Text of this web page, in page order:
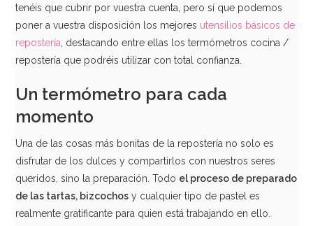
tenéis que cubrir por vuestra cuenta, pero sí que podemos
poner a vuestra disposición los mejores utensilios básicos de
repostería , destacando entre ellas los termómetros cocina /
repostería que podréis utilizar con total confianza.
Un termómetro para cada
momento
Una de las cosas más bonitas de la repostería no solo es
disfrutar de los dulces y compartirlos con nuestros seres
queridos, sino la preparación. Todo el proceso de preparado
de las tartas, bizcochos y cualquier tipo de pastel es
realmente gratificante para quien está trabajando en ello.